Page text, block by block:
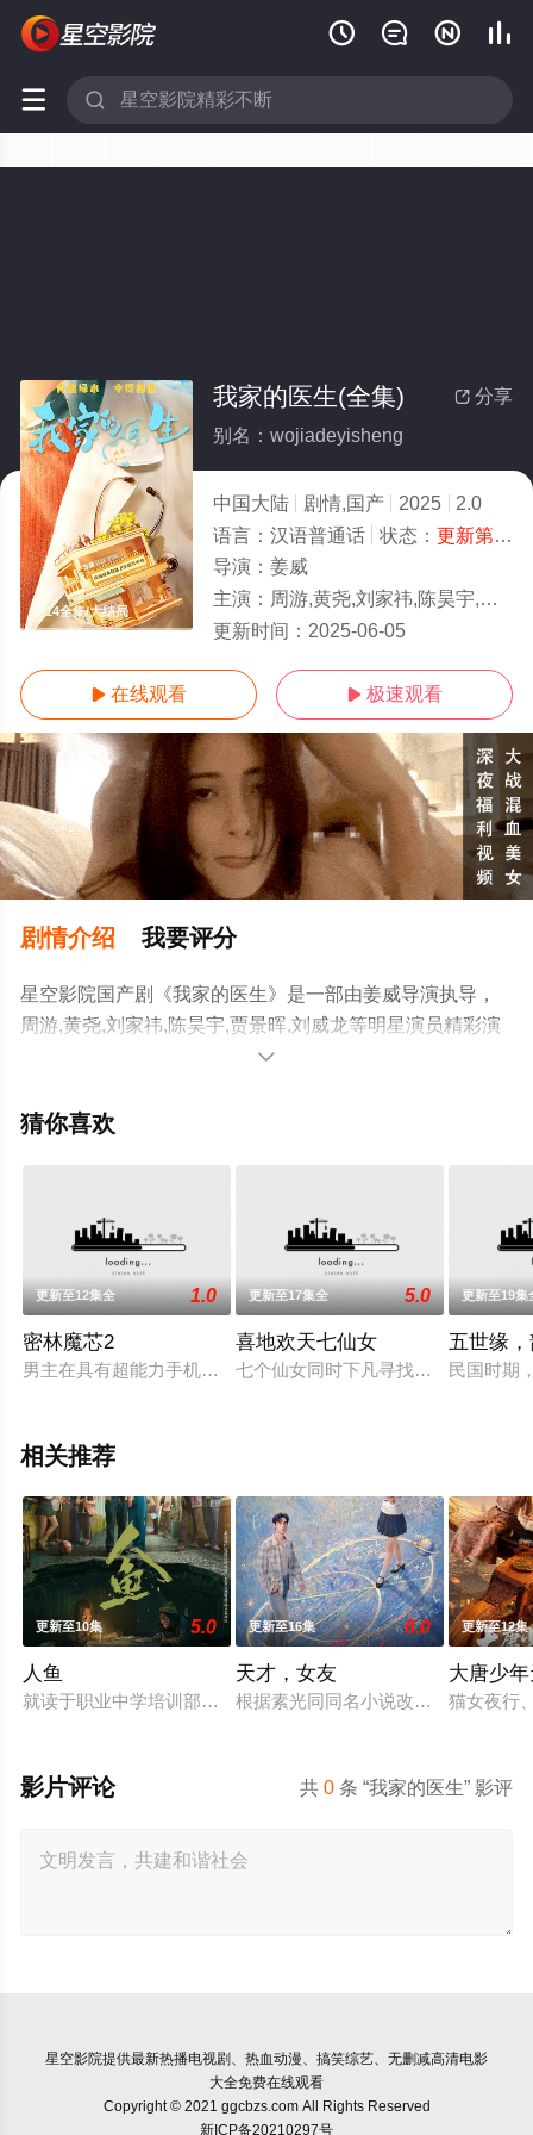
   
 
1-14全集/大结局
 分享
我家的医生(全集)
别名：wojiadeyisheng
中国大陆 剧情,国产 2025
2.0
语言： 汉语普通话 状态： 更新第14集
导演： 姜威
主演： 周游,黄尧,刘家祎,陈昊宇,贾景晖,刘威龙
更新时间： 2025-06-05
 在线观看  极速观看
剧情介绍 我要评分
星空影院国产剧《我家的医生》是一部由姜威导演执导，
周游,黄尧,刘家祎,陈昊宇,贾景晖,刘威龙等明星演员精彩演
绎的中国大陆电视剧，大结局剧情已揭晓（1-14全集），
网，热播电视剧提前免费观看，更多剧情信息可移步至豆

猜你喜欢
更新至12集全 1.0
密林魔芯2
男主在具有超能力手机的蛊惑下，暴露出贪婪的本性，从而让
更新至17集全 5.0
喜地欢天七仙女
七个仙女同时下凡寻找真爱，紫儿遇
更新至19集
五世缘
民国时期
相关推荐
更新至10集 5.0
人鱼
就读于职业中学培训部的花季女生苏琳（黄杨钿甜 饰），虽自
更新至16集 6.0
天才，女友
根据素光同同名小说改编。江逾白长
更新至12集
大唐少
猫女夜行
共0 条 “我家的医生” 影评
影片评论
星空影院提供最新热播电视剧、热血动漫、搞笑综艺、无删减高清电影
大全免费在线观看
Copyright © 2021 ggcbzs.com All Rights Reserved
新ICP备20210297号